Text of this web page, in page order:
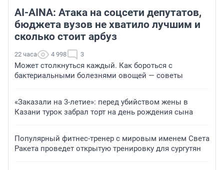
AI-AINA: Атака на соцсети депутатов,
бюджета вузов не хватило лучшим и
сколько стоит арбуз
22 часа 4 998 3
Может столкнуться каждый. Как бороться с
бактериальными болезнями овощей — советы
«Заказали на 3-летие»: перед убийством жены в
Казани турок забрал торт на день рождения сына
Популярный фитнес-тренер с мировым именем Света
Ракета проведет открытую тренировку для сургутян